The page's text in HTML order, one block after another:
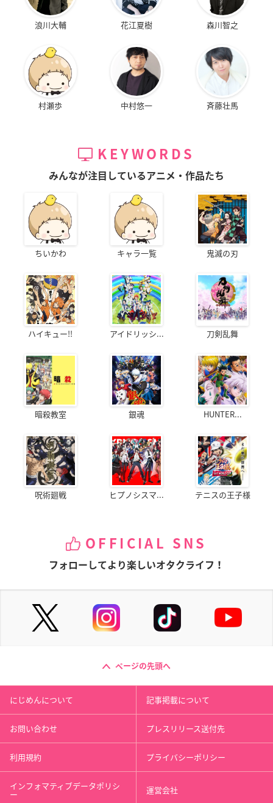
浪川大輔 花江夏樹 森川智之
村瀬歩 中村悠一 斉藤壮馬
KEYWORDS
みんなが注目しているアニメ・作品たち
ちいかわ キャラ一覧 鬼滅の刃
ハイキュー!! アイドリッシ... 刀剣乱舞
暗殺教室 銀魂 HUNTER...
呪術廻戦 ヒプノシスマ... テニスの王子様
OFFICIAL SNS
フォローしてより楽しいオタクライフ！
ページの先頭へ
にじめんについて 記事掲載について
お問い合わせ プレスリリース送付先
利用規約 プライバシーポリシー
インフォマティブデータポリシ
ー 運営会社